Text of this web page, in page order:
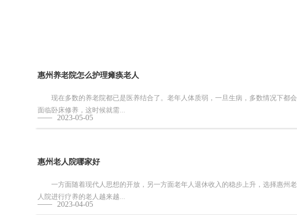
惠州养老院怎么护理瘫痪老人
现在多数的养老院都已是医养结合了。老年人体质弱，一旦生病，多数情况下都会
面临卧床修养，这时候就需...
2023-05-05
惠州老人院哪家好
一方面随着现代人思想的开放，另一方面老年人退休收入的稳步上升，选择惠州老
人院进行疗养的老人越来越...
2023-04-05